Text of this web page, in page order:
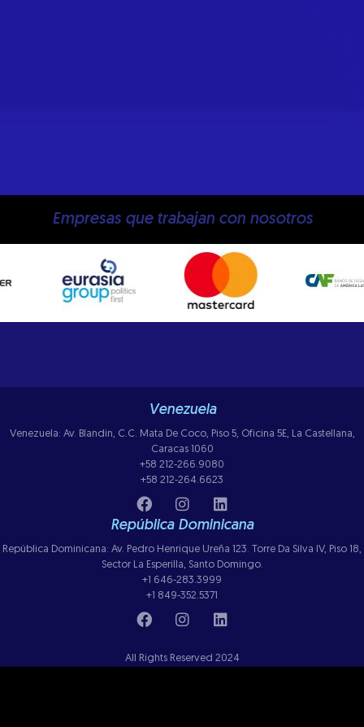
Empresas que trabajan con nosotros
Venezuela
Venezuela: Av. Blandin, C.C. Mata De Coco, Piso 5, Oficina 5E, La Castellana,
Caracas 1060
+58 212-266.9080
+58 212-264.6623
República Dominicana
República Dominicana: Av. Pedro Henrique Ureña 123. Torre Da Silva IV, Piso 18,
Sector La Esperilla, Santo Domingo.
+1 646-283.3999
+1 849-352.5371
All Rights Reserved 2024